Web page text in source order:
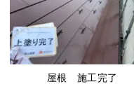
屋根 施工完了